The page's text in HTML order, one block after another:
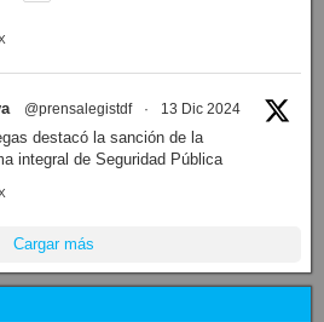
@prensalegistdf · 13 Dic 2024
destacó la sanción de la
integral de Seguridad Pública
Cargar más